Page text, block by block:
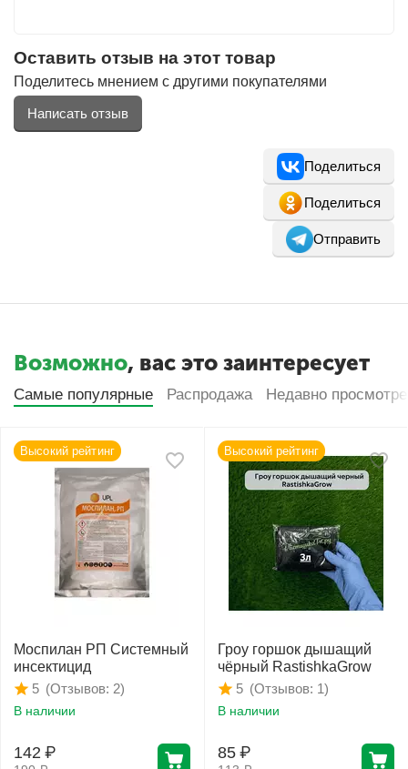
Оставить отзыв на этот товар
Поделитесь мнением с другими покупателями
Написать отзыв
Поделиться
Поделиться
Отправить
Возможно, вас это заинтересует
Самые популярные Распродажа Недавно
Высокий рейтинг
Моспилан РП Системный
инсектицид
(Отзывов: 2)
5
В наличии
142 ₽
Высокий рейтинг
Гроу горшок дышащий
чёрный RastishkaGrow
(Отзывов: 1)
5
В наличии
85 ₽